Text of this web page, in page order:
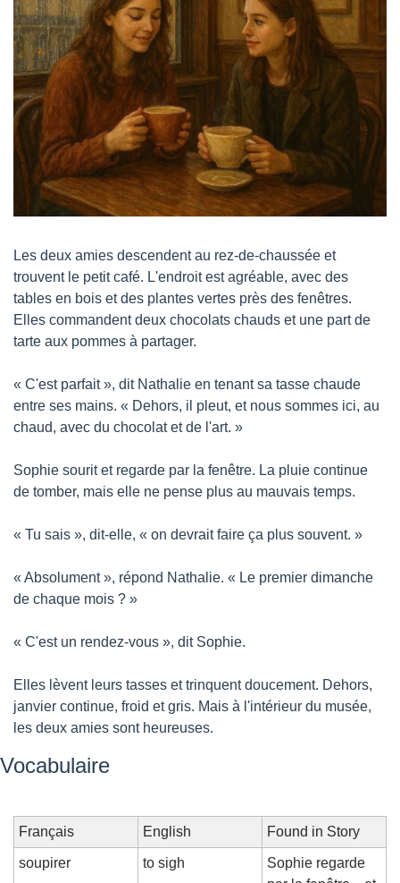
Les deux amies descendent au rez-de-chaussée et
trouvent le petit café. L'endroit est agréable, avec des
tables en bois et des plantes vertes près des fenêtres.
Elles commandent deux chocolats chauds et une part de
tarte aux pommes à partager.
« C'est parfait », dit Nathalie en tenant sa tasse chaude
entre ses mains. « Dehors, il pleut, et nous sommes ici, au
chaud, avec du chocolat et de l'art. »
Sophie sourit et regarde par la fenêtre. La pluie continue
de tomber, mais elle ne pense plus au mauvais temps.
« Tu sais », dit-elle, « on devrait faire ça plus souvent. »
« Absolument », répond Nathalie. « Le premier dimanche
de chaque mois ? »
« C'est un rendez-vous », dit Sophie.
Elles lèvent leurs tasses et trinquent doucement. Dehors,
janvier continue, froid et gris. Mais à l'intérieur du musée,
les deux amies sont heureuses.
Vocabulaire
Français English Found in Story
soupirer to sigh
Sophie regarde